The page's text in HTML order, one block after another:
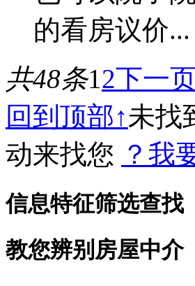
的看房议价...
共48条12下一
回到顶部↑未找
动来找您 ？我
信息特征筛选查找
教您辨别房屋中介